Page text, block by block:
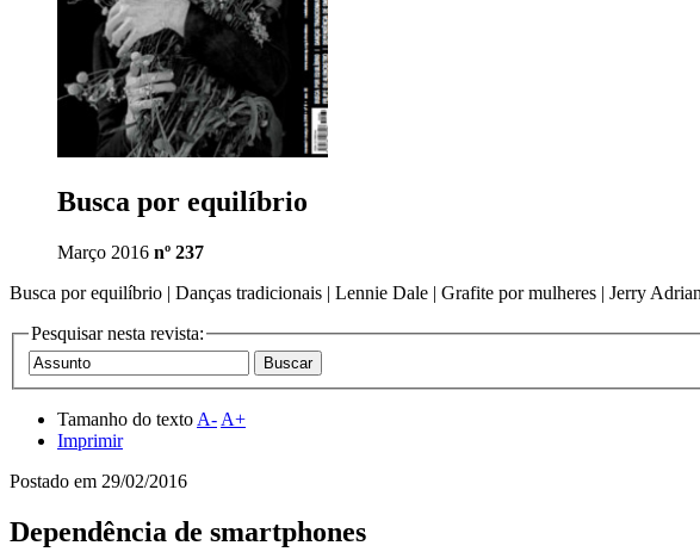
Busca por equilíbrio
Março 2016 nº 237
Busca por equilíbrio | Danças tradicionais | Lennie Dale | Grafite por mulheres | Jerry
Pesquisar nesta revista:
Tamanho do texto A- A+
Imprimir
Postado em 29/02/2016
Dependência de smartphones